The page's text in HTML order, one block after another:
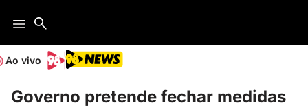
Ao vivo
Governo pretende fechar medidas